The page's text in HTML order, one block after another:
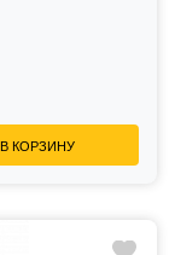
В КОРЗИНУ